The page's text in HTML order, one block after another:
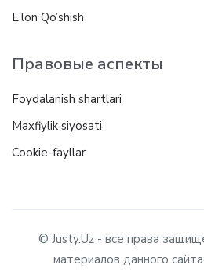
E’lon Qo’shish
Правовые аспекты
Foydalanish shartlari
Maxfiylik siyosati
Cookie-fayllar
© Justy.Uz - все права
материалов данного